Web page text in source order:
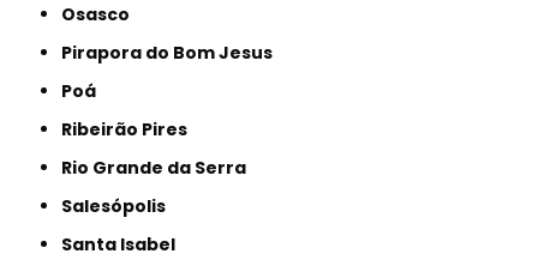
Osasco
Pirapora do Bom Jesus
Poá
Ribeirão Pires
Rio Grande da Serra
Salesópolis
Santa Isabel